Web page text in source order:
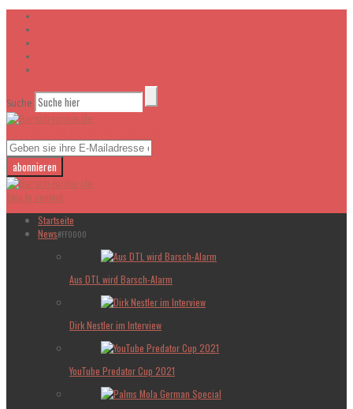
Suche
Skip to content
Startseite
News#FF0000
Aus DTL wird Barsch-Alarm
Dirk Nestler im Interview
YouTube Predator Cup 2021